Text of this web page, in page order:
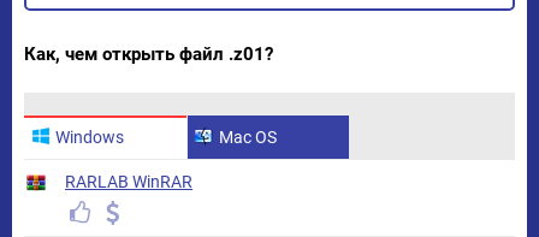
Как, чем открыть файл .z01?
Windows Mac OS
RARLAB WinRAR